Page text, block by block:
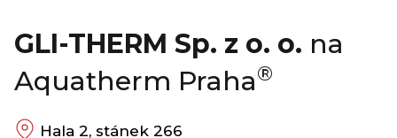
GLI-THERM Sp. z o. o. na
Aquatherm Praha®
Hala 2, stánek 266